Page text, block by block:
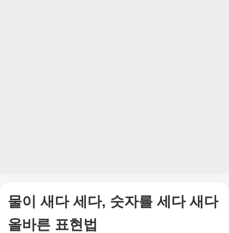
물이 새다 세다, 숫자를 세다 새다
올바른 표현법